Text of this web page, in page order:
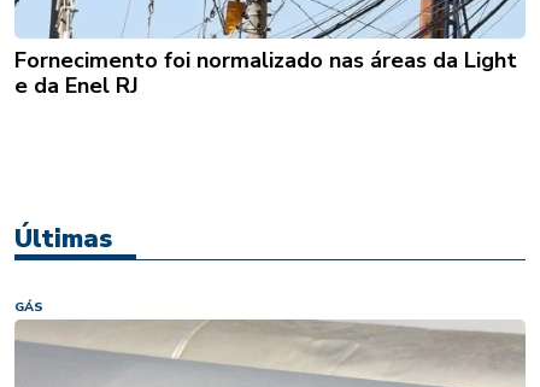
Fornecimento foi normalizado nas áreas da Light
e da Enel RJ
Últimas
GÁS